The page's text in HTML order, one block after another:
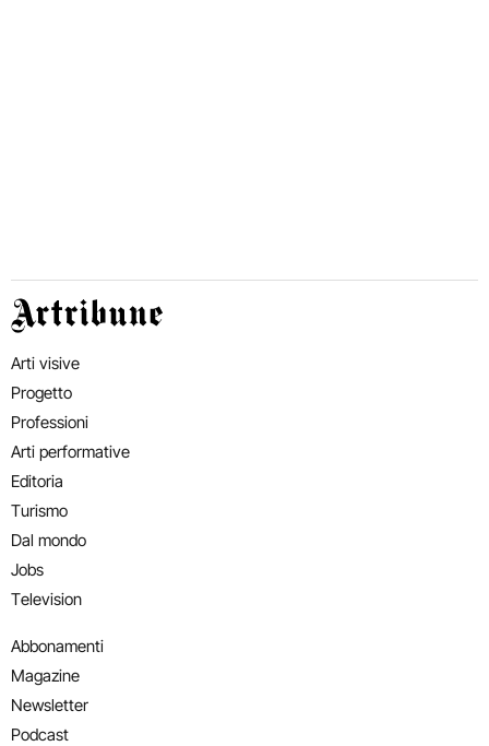
Artribune
Arti visive
Progetto
Professioni
Arti performative
Editoria
Turismo
Dal mondo
Jobs
Television
Abbonamenti
Magazine
Newsletter
Podcast